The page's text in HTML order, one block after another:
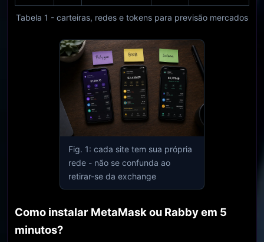
Tabela 1 - carteiras, redes e tokens para previsão mercados
Fig. 1: cada site tem sua própria
rede - não se confunda ao
retirar-se da exchange
Como instalar MetaMask ou Rabby em 5
minutos?